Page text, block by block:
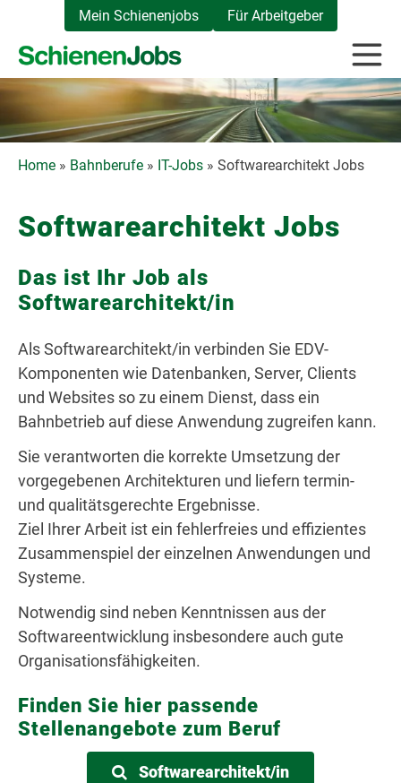
springen
Mein Schienenjobs Für Arbeitgeber
Home » Bahnberufe » IT-Jobs » Softwarearchitekt Jobs
Softwarearchitekt Jobs
Das ist Ihr Job als
Softwarearchitekt/in
Als Softwarearchitekt/in verbinden Sie EDV-
Komponenten wie Datenbanken, Server, Clients
und Websites so zu einem Dienst, dass ein
Bahnbetrieb auf diese Anwendung zugreifen kann.
Sie verantworten die korrekte Umsetzung der
vorgegebenen Architekturen und liefern termin-
und qualitätsgerechte Ergebnisse.
Ziel Ihrer Arbeit ist ein fehlerfreies und effizientes
Zusammenspiel der einzelnen Anwendungen und
Systeme.
Notwendig sind neben Kenntnissen aus der
Softwareentwicklung insbesondere auch gute
Organisationsfähigkeiten.
Finden Sie hier passende
Stellenangebote zum Beruf
Softwarearchitekt/in